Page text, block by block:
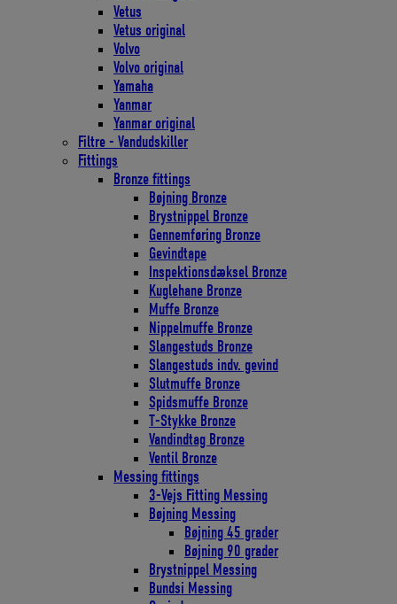
Vetus
Vetus original
Volvo
Volvo original
Yamaha
Yanmar
Yanmar original
Filtre - Vandudskiller
Fittings
Bronze fittings
Bøjning Bronze
Brystnippel Bronze
Gennemføring Bronze
Gevindtape
Inspektionsdæksel Bronze
Kuglehane Bronze
Muffe Bronze
Nippelmuffe Bronze
Slangestuds Bronze
Slangestuds indv. gevind
Slutmuffe Bronze
Spidsmuffe Bronze
T-Stykke Bronze
Vandindtag Bronze
Ventil Bronze
Messing fittings
3-Vejs Fitting Messing
Bøjning Messing
Bøjning 45 grader
Bøjning 90 grader
Brystnippel Messing
Bundsi Messing